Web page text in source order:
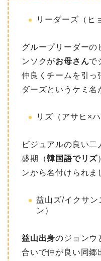
リーダーズ（ヒ
グループリーダーの
ンソクがお母さんで
仲良くチームを引っ
ダーズというケミ名
リズ（アサヒ×ハ
ビジュアルの良い
盛期（韓国語でリズ
ンから名付けられま
益山ズ/イクサン
ン）
益山出身のジョンウ
合いで仲が良い同郷